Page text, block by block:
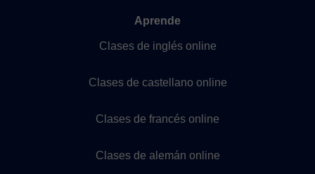
Aprende
Clases de inglés online
Clases de castellano online
Clases de francés online
Clases de alemán online